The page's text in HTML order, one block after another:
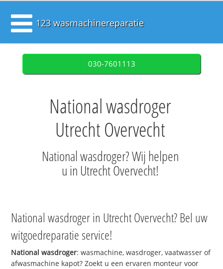
123 wasmachinereparatie
030-7601113
National wasdroger
Utrecht Overvecht
National wasdroger? Wij helpen
u in Utrecht Overvecht!
National wasdroger in Utrecht Overvecht? Bel uw
witgoedreparatie service!
National wasdroger: wasmachine, wasdroger, vaatwasser of
afwasmachine kapot? Zoekt u een ervaren monteur voor